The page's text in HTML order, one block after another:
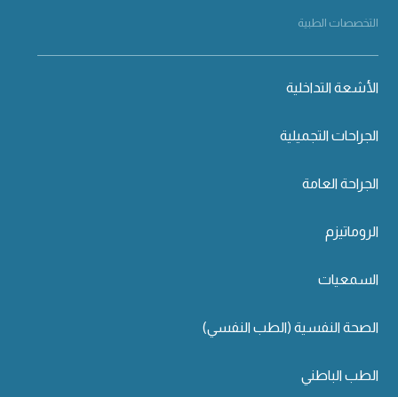
التخصصات الطبية
الأشعة التداخلية
الجراحات التجميلية
الجراحة العامة
الروماتيزم
السمعيات
الصحة النفسية (الطب النفسي)
الطب الباطني